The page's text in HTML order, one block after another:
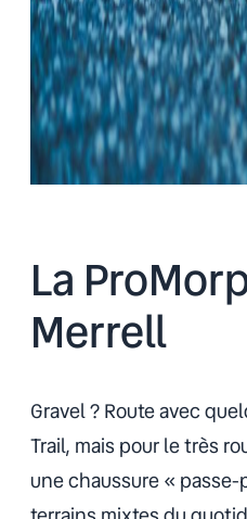
La
Merrell
Gravel ? Route avec
Trail, mais pour le très
une chaussure «